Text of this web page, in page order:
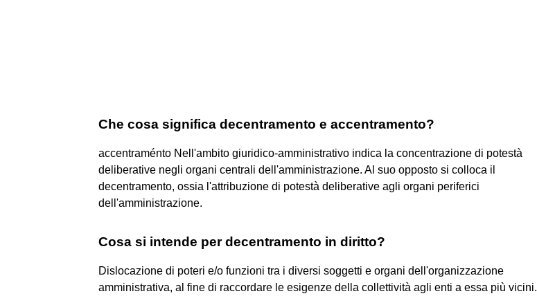
Che cosa significa decentramento e accentramento?
accentraménto Nell'ambito giuridico-amministrativo indica la concentrazione di potestà
deliberative negli organi centrali dell'amministrazione. Al suo opposto si colloca il
decentramento, ossia l'attribuzione di potestà deliberative agli organi periferici
dell'amministrazione.
Cosa si intende per decentramento in diritto?
Dislocazione di poteri e/o funzioni tra i diversi soggetti e organi dell'organizzazione
amministrativa, al fine di raccordare le esigenze della collettività agli enti a essa più vicini.